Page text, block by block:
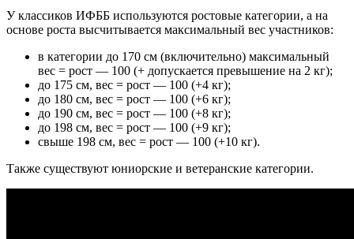
У классиков ИФББ используются ростовые категории, а на
основе роста высчитывается максимальный вес участников:
в категории до 170 см (включительно) максимальный
вес = рост — 100 (+ допускается превышение на 2 кг);
до 175 см, вес = рост — 100 (+4 кг);
до 180 см, вес = рост — 100 (+6 кг);
до 190 см, вес = рост — 100 (+8 кг);
до 198 см, вес = рост — 100 (+9 кг);
свыше 198 см, вес = рост — 100 (+10 кг).
Также существуют юниорские и ветеранские категории.